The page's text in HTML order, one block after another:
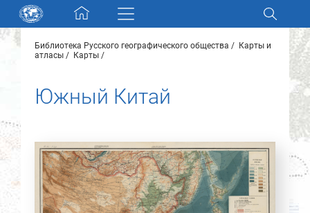
Skip navigation
Разделы и коллекции
Электронный каталог
Новости
О нас
Найти
Библиотека Русского географического общества
Карты и
атласы
Карты
Южный Китай